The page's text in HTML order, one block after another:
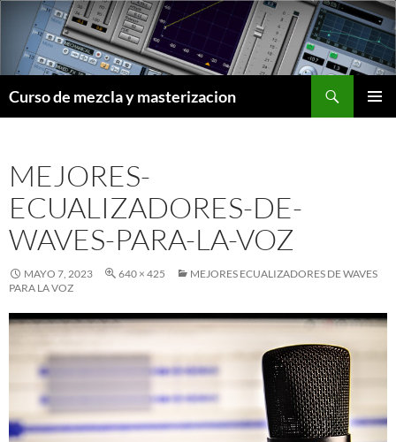
contenido
Curso de mezcla y masterizacion
MEJORES-
ECUALIZADORES-DE-
WAVES-PARA-LA-VOZ
MAYO 7, 2023 640 × 425
MEJORES ECUALIZADORES DE WAVES
PARA LA VOZ